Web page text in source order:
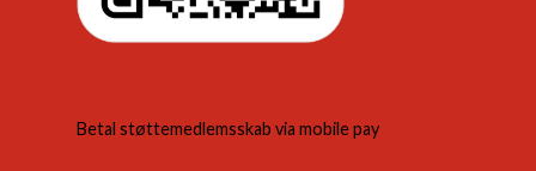
Betal støttemedlemsskab via mobile pay